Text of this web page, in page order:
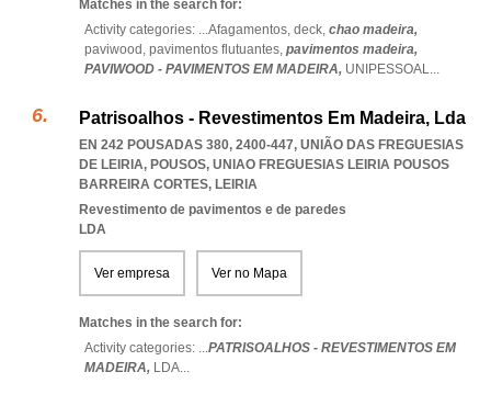
Matches in the search for:
Activity categories: ...Afagamentos, deck, chao madeira,
paviwood, pavimentos flutuantes, pavimentos madeira,
PAVIWOOD - PAVIMENTOS EM MADEIRA, UNIPESSOAL...
Patrisoalhos - Revestimentos Em Madeira, Lda
EN 242 POUSADAS 380, 2400-447, UNIÃO DAS FREGUESIAS
DE LEIRIA, POUSOS, UNIAO FREGUESIAS LEIRIA POUSOS
BARREIRA CORTES, LEIRIA
Revestimento de pavimentos e de paredes
LDA
Ver empresa Ver no Mapa
Matches in the search for:
Activity categories: ...PATRISOALHOS - REVESTIMENTOS EM
MADEIRA, LDA...